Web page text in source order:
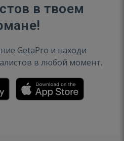
в твоем
GetaPro и находи
в любой момент.